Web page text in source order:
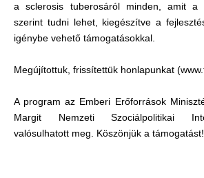
a sclerosis tuberosáról minden, amit a
szerint tudni lehet, kiegészítve a
igénybe vehető támogatásokkal.
Megújítottuk, frissítettük honlapunkat
A program az Emberi Erőforrások
Margit Nemzeti Szociálpolitikai
valósulhatott meg. Köszönjük a támogatást!